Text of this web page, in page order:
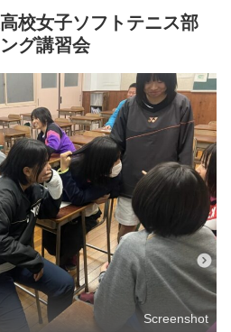
校女子ソフトテニス部
グ講習会
Screenshot